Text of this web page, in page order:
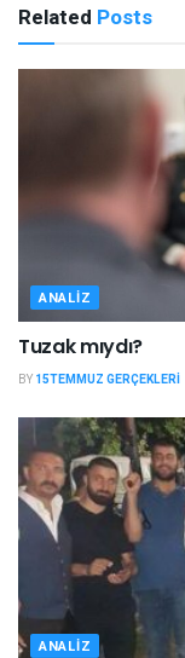
Related Posts
ANALIZ
Tuzak mıydı?
BY 15TEMMUZ GERÇEKLERI
ANALIZ